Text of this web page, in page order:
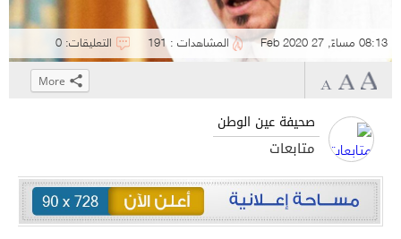
08:13 مساءً, 27 Feb 2020 المشاهدات : 191 التعليقات: 0
صحيفة عين الوطن
متابعات
Twitter
(Opens
in
Facebook
(Opens
in
Telegram
(Opens
in
Click
WhatsApp
(Opens
in
More